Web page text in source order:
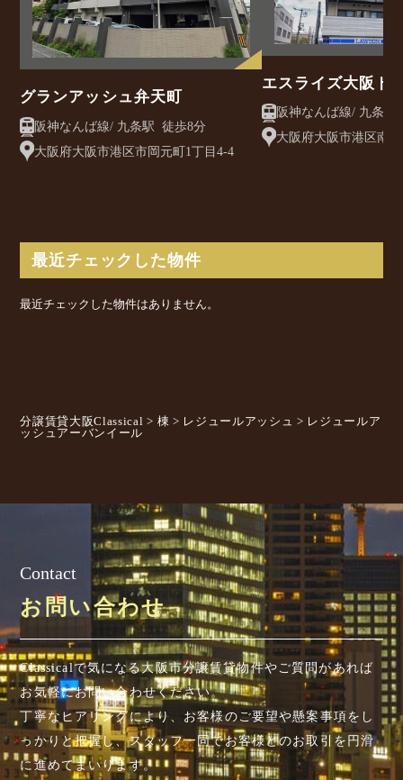
グランアッシュ弁天町
阪神なんば線/ 九条駅 徒歩8分
大阪府大阪市港区市岡元町1丁目4-4
エスライズ大阪ド
ス
大阪府大阪市港区南
最近チェックした物件
最近チェックした物件はありません。
分譲賃貸大阪Classical > 棟 > レジュールアッシュ > レジュールア
ッシュアーバンイール
Contact
お問い合わせ
Classicalで気になる大阪市分譲賃貸物件やご質問があれば
お気軽にお問い合わせください。
丁寧なヒアリングにより、お客様のご要望や懸案事項を し
っかりと把握し、スタッフ一同でお客様とのお取引を円滑
に進めてまいります。